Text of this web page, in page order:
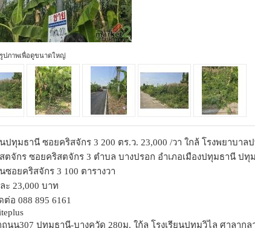
ปภาพเพื่อดูขนาดใหญ่
ปทุมธานี ซอยคริสจักร 3 200 ตร.ว. 23,000 /วา ใกล้ โรงพยาบาล
ตจักร ซอยคริสตจักร 3 ตำบล บางปรอก อำเภอเมืองปทุมธานี ปทุ
ซอยคริสจักร 3 100 ตารางวา
ะ 23,000 บาท
อ 088 895 6161
ถนน307 ปทุมธานี-บางคูวัด 280ม. ใก้ล โรงเรียนปทุมวิไล ศาลา